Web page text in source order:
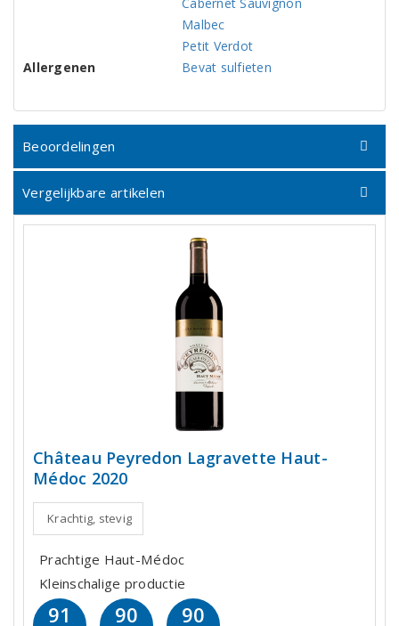
Malbec
Petit Verdot
Allergenen
Bevat sulfieten
Beoordelingen
Vergelijkbare artikelen
Château Peyredon Lagravette Haut-
Médoc 2020
Krachtig, stevig
Prachtige Haut-Médoc
Kleinschalige productie
91 90 90